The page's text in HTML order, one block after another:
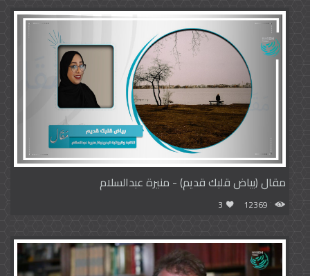
مقال (بياض قلبك قديم) - منيرة عبدالسلام
12369
3